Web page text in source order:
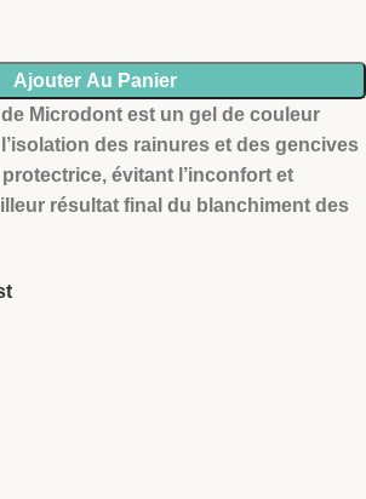
Ajouter Au Panier
de Microdont est un gel de couleur
des rainures et des gencives
évitant l’inconfort et
résultat final du blanchiment des